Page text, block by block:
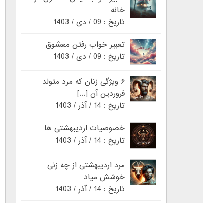
خانه
تاریخ : 09 / دی / 1403
تعبیر خواب رفتن معشوق
تاریخ : 09 / دی / 1403
۶ ویژگی زنان که مرد متولد
فروردین آن [...]
تاریخ : 14 / آذر / 1403
خصوصیات اردیبهشتی ها
تاریخ : 14 / آذر / 1403
مرد اردیبهشتی از چه زنی
خوشش میاد
تاریخ : 14 / آذر / 1403